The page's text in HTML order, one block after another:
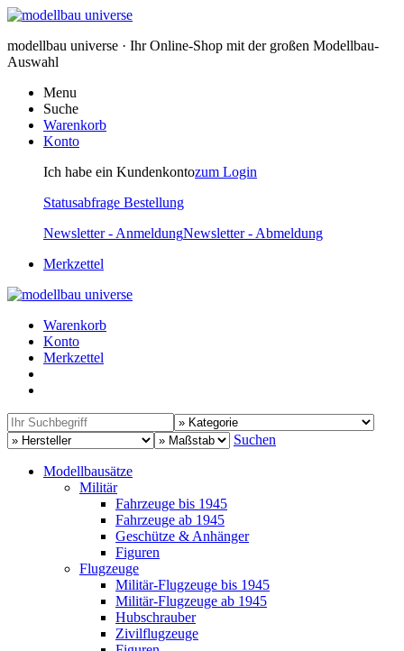
modellbau universe · Ihr Online-Shop mit der großen Modellbau-
Auswahl
Menu
Suche
Warenkorb
Konto
Ich habe ein Kundenkontozum Login
Statusabfrage Bestellung
Newsletter - AnmeldungNewsletter - Abmeldung
Merkzettel
Warenkorb
Konto
Merkzettel
Suchen
Modellbausätze
Militär
Fahrzeuge bis 1945
Fahrzeuge ab 1945
Geschütze & Anhänger
Figuren
Flugzeuge
Militär-Flugzeuge bis 1945
Militär-Flugzeuge ab 1945
Hubschrauber
Zivilflugzeuge